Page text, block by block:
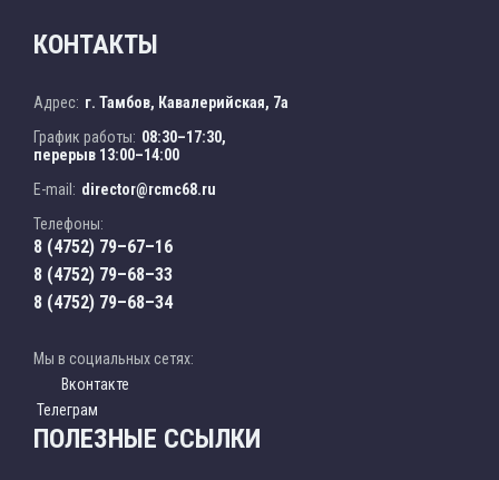
КОНТАКТЫ
Адрес: г. Тамбов, Кавалерийская, 7а
График работы: 08:30–17:30,
перерыв 13:00–14:00
E-mail: director@rcmc68.ru
Телефоны:
8 (4752) 79–67–16
8 (4752) 79–68–33
8 (4752) 79–68–34
Мы в социальных сетях:
Вконтакте
Телеграм
ПОЛЕЗНЫЕ ССЫЛКИ